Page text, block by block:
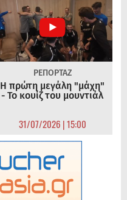
ΡΕΠΟΡΤΑΖ
Η πρώτη μεγάλη "μάχη"
- Το κουίζ του μουντιάλ
31/07/2026 | 15:00